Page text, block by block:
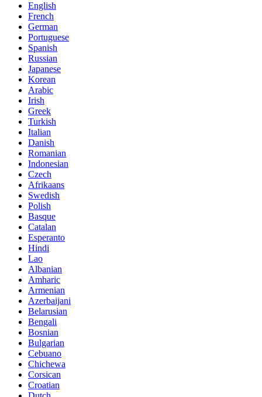
English
French
German
Portuguese
Spanish
Russian
Japanese
Korean
Arabic
Irish
Greek
Turkish
Italian
Danish
Romanian
Indonesian
Czech
Afrikaans
Swedish
Polish
Basque
Catalan
Esperanto
Hindi
Lao
Albanian
Amharic
Armenian
Azerbaijani
Belarusian
Bengali
Bosnian
Bulgarian
Cebuano
Chichewa
Corsican
Croatian